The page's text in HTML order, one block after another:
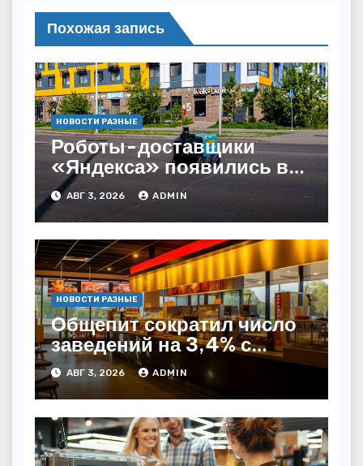
Похожая запись
НОВОСТИ РАЗНЫЕ
Роботы-доставщики
«Яндекса» появились в
Казахстане
АВГ 3, 2026 ADMIN
НОВОСТИ РАЗНЫЕ
Общепит сократил число
заведений на 3,4% с
начала года — INFOLine
АВГ 3, 2026 ADMIN